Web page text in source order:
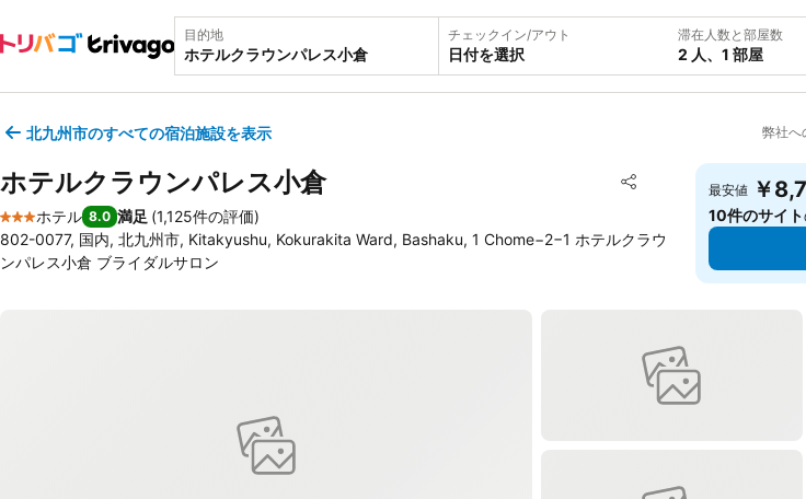
目的地 チェックイン/アウト
日付を選択
滞在人数と部屋数
2 人、1 部屋
北九州市のすべての宿泊施設を表示 弊社へ
ホテルクラウンパレス小倉 シェア
お気に入りに追加
3 ホテルのランク
ホテル 8.0 満足 (1,125件の評価)
802-0077, 国内, 北九州市, Kitakyushu, Kokurakita Ward, Bashaku, 1 Chome−2−1 ホテルクラウ
ンパレス小倉 ブライダルサロン
最安値 ￥
10件のサイト